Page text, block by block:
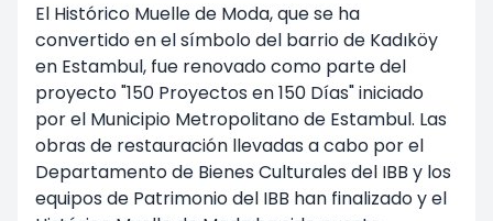
El Histórico Muelle de Moda, que se ha
convertido en el símbolo del barrio de Kadıköy
en Estambul, fue renovado como parte del
proyecto "150 Proyectos en 150 Días" iniciado
por el Municipio Metropolitano de Estambul. Las
obras de restauración llevadas a cabo por el
Departamento de Bienes Culturales del IBB y los
equipos de Patrimonio del IBB han finalizado y el